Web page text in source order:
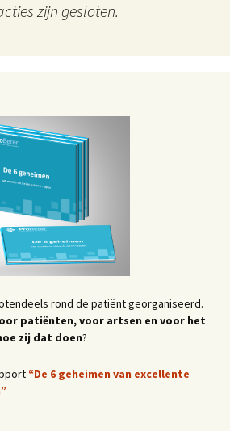
zijn gesloten.
rond de patiënt georganiseerd.
patiënten, voor artsen en voor het
zij dat doen?
“De 6 geheimen van excellente